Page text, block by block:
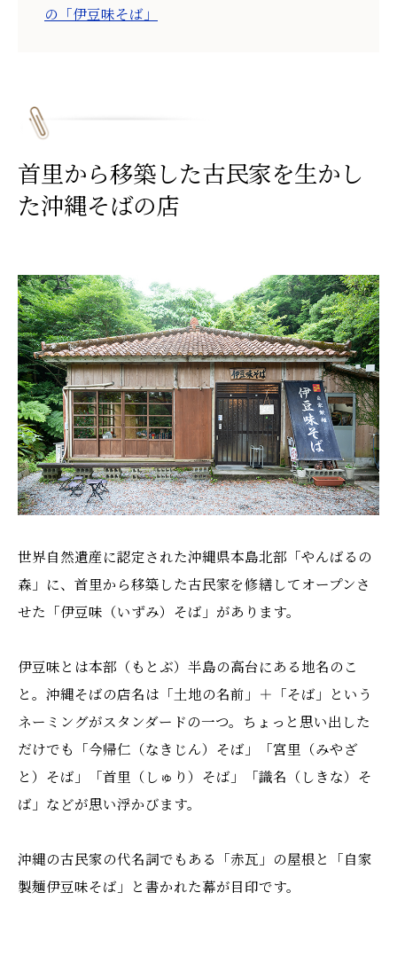
の「伊豆味そば」
首里から移築した古民家を生かし
た沖縄そばの店
世界自然遺産に認定された沖縄県本島北部「やんばるの
森」に、首里から移築した古民家を修繕してオープンさ
せた「伊豆味（いずみ）そば」があります。
伊豆味とは本部（もとぶ）半島の高台にある地名のこ
と。沖縄そばの店名は「土地の名前」＋「そば」という
ネーミングがスタンダードの一つ。ちょっと思い出した
だけでも「今帰仁（なきじん）そば」「宮里（みやざ
と）そば」「首里（しゅり）そば」「識名（しきな）そ
ば」などが思い浮かびます。
沖縄の古民家の代名詞でもある「赤瓦」の屋根と「自家
製麺伊豆味そば」と書かれた幕が目印です。